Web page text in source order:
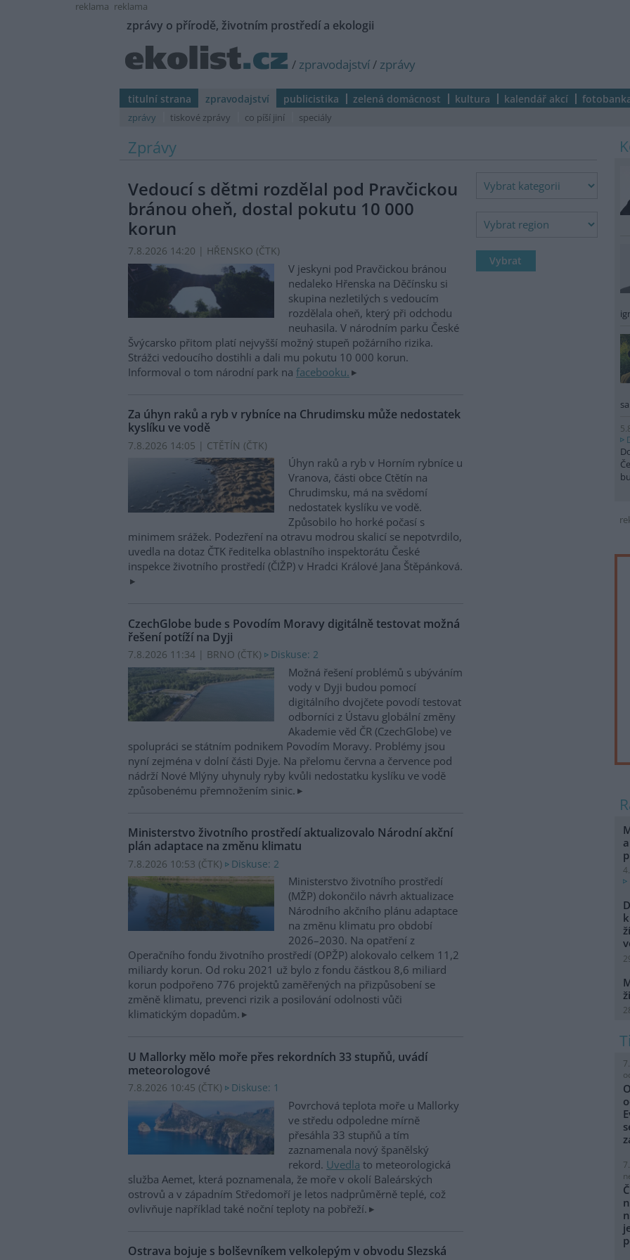
reklama reklama
zprávy o přírodě, životním prostředí a ekologii
/ zpravodajství/ zprávy
titulní strana zpravodajství publicistika zelená domácnost kultura kalendář akcí
zprávy tiskové zprávy co píší jiní speciály
Zprávy
Vedoucí s dětmi rozdělal pod Pravčickou
bránou oheň, dostal pokutu 10 000
korun
7.8.2026 14:20 | HŘENSKO (ČTK)
V jeskyni pod Pravčickou bránou
nedaleko Hřenska na Děčínsku si
skupina nezletilých s vedoucím
rozdělala oheň, který při odchodu
neuhasila. V národním parku České
Švýcarsko přitom platí nejvyšší možný stupeň požárního rizika.
Strážci vedoucího dostihli a dali mu pokutu 10 000 korun.
Informoval o tom národní park na facebooku.
Za úhyn raků a ryb v rybníce na Chrudimsku může nedostatek
kyslíku ve vodě
7.8.2026 14:05 | CTĚTÍN (ČTK)
Úhyn raků a ryb v Horním rybníce u
Vranova, části obce Ctětín na
Chrudimsku, má na svědomí
nedostatek kyslíku ve vodě.
Způsobilo ho horké počasí s
minimem srážek. Podezření na otravu modrou skalicí se nepotvrdilo,
uvedla na dotaz ČTK ředitelka oblastního inspektorátu České
inspekce životního prostředí (ČIŽP) v Hradci Králové Jana Štěpánková.
CzechGlobe bude s Povodím Moravy digitálně testovat možná
řešení potíží na Dyji
7.8.2026 11:34 | BRNO (ČTK) Diskuse: 2
Možná řešení problémů s ubýváním
vody v Dyji budou pomocí
digitálního dvojčete povodí testovat
odborníci z Ústavu globální změny
Akademie věd ČR (CzechGlobe) ve
spolupráci se státním podnikem Povodím Moravy. Problémy jsou
nyní zejména v dolní části Dyje. Na přelomu června a července pod
nádrží Nové Mlýny uhynuly ryby kvůli nedostatku kyslíku ve vodě
způsobenému přemnožením sinic.
Ministerstvo životního prostředí aktualizovalo Národní akční
plán adaptace na změnu klimatu
7.8.2026 10:53 (ČTK) Diskuse: 2
Ministerstvo životního prostředí
(MŽP) dokončilo návrh aktualizace
Národního akčního plánu adaptace
na změnu klimatu pro období
2026–2030. Na opatření z
Operačního fondu životního prostředí (OPŽP) alokovalo celkem 11,2
miliardy korun. Od roku 2021 už bylo z fondu částkou 8,6 miliard
korun podpořeno 776 projektů zaměřených na přizpůsobení se
změně klimatu, prevenci rizik a posilování odolnosti vůči
klimatickým dopadům.
U Mallorky mělo moře přes rekordních 33 stupňů, uvádí
meteorologové
7.8.2026 10:45 (ČTK) Diskuse: 1
Povrchová teplota moře u Mallorky
ve středu odpoledne mírně
přesáhla 33 stupňů a tím
zaznamenala nový španělský
rekord. Uvedla to meteorologická
služba Aemet, která poznamenala, že moře v okolí Baleárských
ostrovů a v západním Středomoří je letos nadprůměrně teplé, což
ovlivňuje například také noční teploty na pobřeží.
Ostrava bojuje s bolševníkem velkolepým v obvodu Slezská